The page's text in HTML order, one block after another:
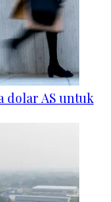
dolar AS untuk